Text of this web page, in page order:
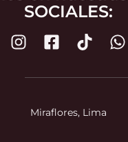
SOCIALES:
Miraflores, Lima